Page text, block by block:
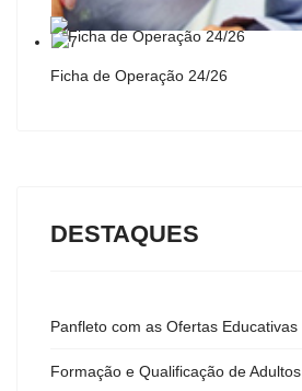
Ficha de Operação 24/26
DESTAQUES
Panfleto com as Ofertas Educativas
Formação e Qualificação de Adultos